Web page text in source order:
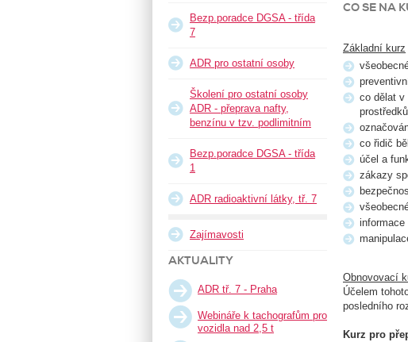
CO SE NA
Základní kurz
co dělat v
co řidič
účel a
zákazy
informace
Obnovovací
Účelem
posledního
Kurz pro
Bezp.poradce DGSA - třída
7
ADR pro ostatní osoby
Školení pro ostatní osoby
ADR - přeprava nafty,
benzínu v tzv. podlimitním
Bezp.poradce DGSA - třída
1
ADR radioaktivní látky, tř. 7
Zajímavosti
AKTUALITY
ADR tř. 7 - Praha
Webináře k tachografům pro
vozidla nad 2,5 t